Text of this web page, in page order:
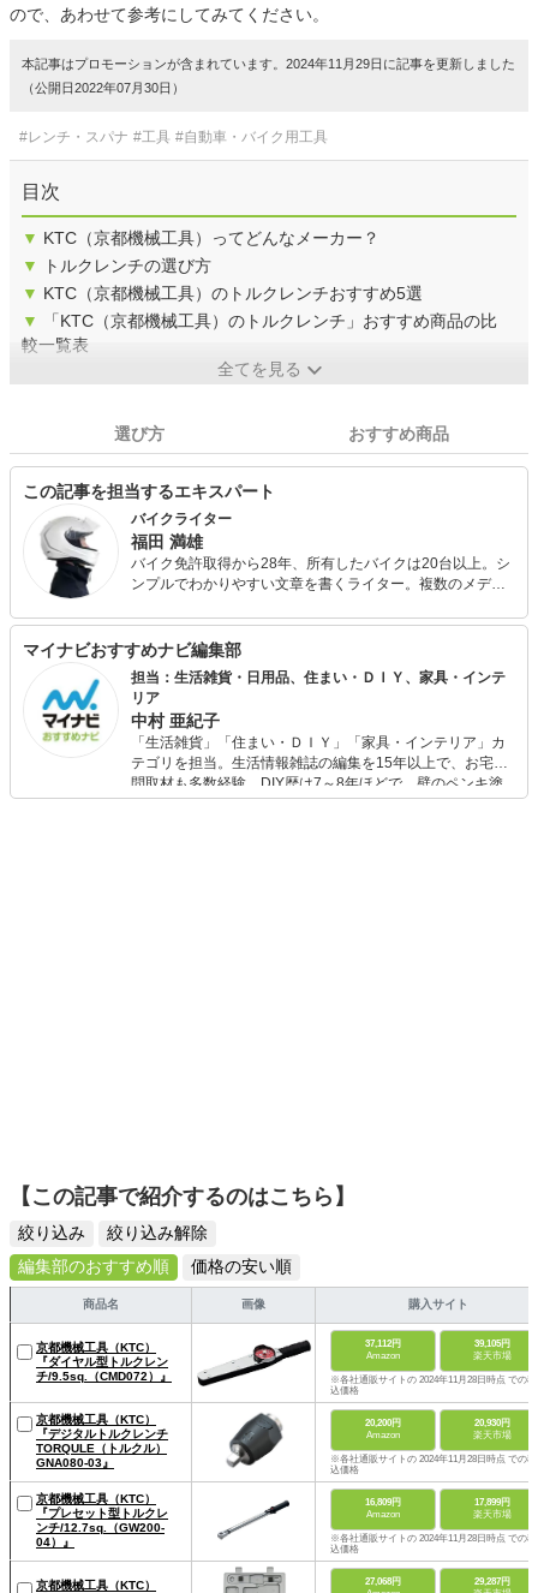
ので、あわせて参考にしてみてください。
本記事はプロモーションが含まれています。2024年11月29日に記事を更新しました
（公開日2022年07月30日）
#レンチ・スパナ #工具 #自動車・バイク用工具
目次
▼ KTC（京都機械工具）ってどんなメーカー？
▼
トルクレンチの選び方
▼ KTC（京都機械工具）のトルクレンチおすすめ5選
▼
「KTC（京都機械工具）のトルクレンチ」おすすめ商品の比
較一覧表
全てを見る
選び方 おすすめ商品
この記事を担当するエキスパート
バイクライター
福田 満雄
バイク免許取得から28年、所有したバイクは20台以上。シ
ンプルでわかりやすい文章を書くライター。複数のメディ
F850GSとホンダスーパーカブ110。 一日中バイクに乗っ
ているのが好き。過去には日帰り1,000kmツーリングや、
スーパーカブ110で1日450kmツーリングなども。
マイナビおすすめナビ編集部
担当：生活雑貨・日用品、住まい・ＤＩＹ、家具・インテ
リア
中村 亜紀子
「生活雑貨」「住まい・ＤＩＹ」「家具・インテリア」カ
テゴリを担当。生活情報雑誌の編集を15年以上で、お宅訪
問取材も多数経験。DIY歴は7～8年ほどで、壁のペンキ塗
りや壁紙チェンジなどもチャレンジ済み。初心者でもモノ
【この記事で紹介するのはこちら】
絞り込み
絞り込み解除
編集部のおすすめ順
価格の安い順
商品名 画像 購入サイト
京都機械工具（KTC）
『ダイヤル型トルクレン
チ/9.5sq.（CMD072）』
37,112円
Amazon
39,105円
楽天市場
※各社通販サイトの 2024年11月28日時点 での税
込価格
京都機械工具（KTC）
『デジタルトルクレンチ
TORQULE（トルクル）
GNA080-03』
20,200円
Amazon
20,930円
楽天市場
※各社通販サイトの 2024年11月28日時点 での税
込価格
京都機械工具（KTC）
『プレセット型トルクレ
ンチ/12.7sq.（GW200-
04）』
16,809円
Amazon
17,899円
楽天市場
※各社通販サイトの 2024年11月28日時点 での税
込価格
京都機械工具（KTC）
27,068円
29,287円